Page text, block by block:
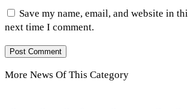
Save my name, email, and website in
next time I comment.
More News Of This Category